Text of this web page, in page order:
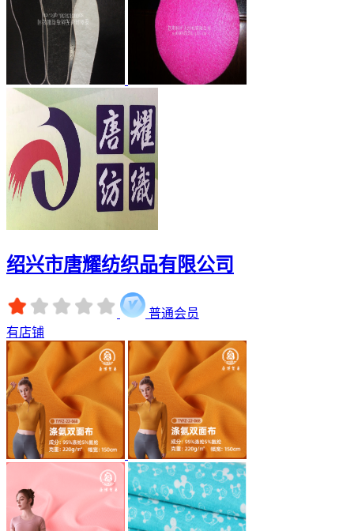
绍兴市唐耀纺织品有限公司
普通会员
有店铺